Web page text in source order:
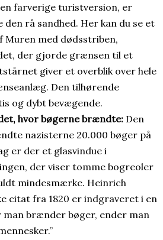
farverige turistversion, er
den rå sandhed. Her kan du se et
Muren med dødsstriben,
der gjorde grænsen til et
giver et overblik over hele
Den tilhørende
og dybt bevægende.
hvor bøgerne brændte: Den
nazisterne 20.000 bøger på
er der et glasvindue i
der viser tomme bogreoler
mindesmærke. Heinrich
citat fra 1820 er indgraveret i en
man brænder bøger, ender man